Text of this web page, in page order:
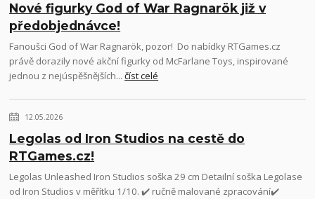
Nové figurky God of War Ragnarök již v
předobjednávce!
Fanoušci God of War Ragnarök, pozor! Do nabídky RTGames.cz
právě dorazily nové akční figurky od McFarlane Toys, inspirované
jednou z nejúspěšnějších...číst celé
12.05.2026
Legolas od Iron Studios na cestě do
RTGames.cz!
Legolas Unleashed Iron Studios soška 29 cm Detailní soška Legolase
od Iron Studios v měřítku 1/10. ✔️ ručně malované zpracování✔️